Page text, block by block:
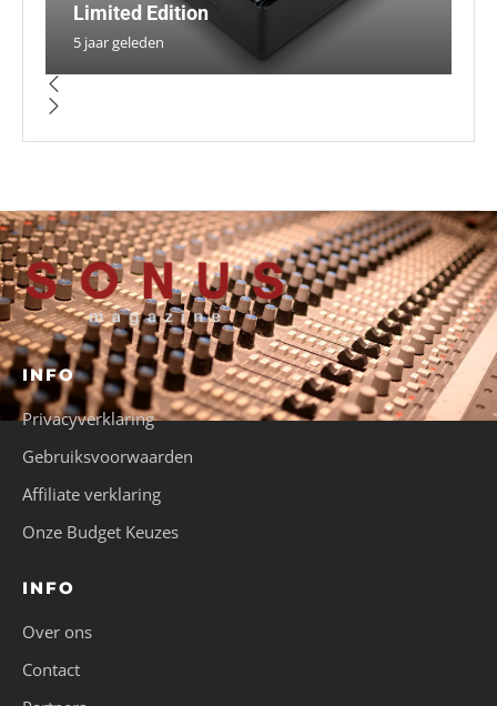
Limited Edition
5 jaar geleden
INFO
Privacyverklaring
Gebruiksvoorwaarden
Affiliate verklaring
Onze Budget Keuzes
INFO
Over ons
Contact